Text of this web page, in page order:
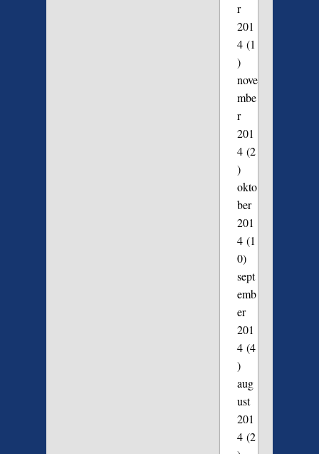
r
201
4(1
)
nove
mbe
r
201
4(2
)
okto
ber
201
4(1
0)
sept
emb
er
201
4(4
)
aug
ust
201
4(2